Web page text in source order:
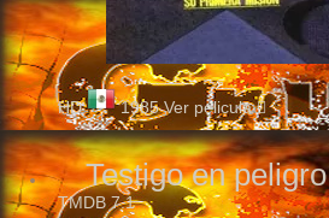
HD 1985 Ver pelicula
Testigo en peligro
TMDB7.1